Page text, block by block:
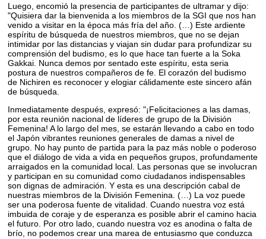
Luego, encomió la presencia de participantes de ultramar y dijo:
"Quisiera dar la bienvenida a los miembros de la SGI que nos han
venido a visitar en la época más fría del año. (…) Este ardiente
espíritu de búsqueda de nuestros miembros, que no se dejan
intimidar por las distancias y viajan sin dudar para profundizar su
comprensión del budismo, es lo que hace tan fuerte a la Soka
Gakkai. Nunca demos por sentado este espíritu, esta seria
postura de nuestros compañeros de fe. El corazón del budismo
de Nichiren es reconocer y elogiar cálidamente este sincero afán
de búsqueda.
Inmediatamente después, expresó: "¡Felicitaciones a las damas,
por esta reunión nacional de líderes de grupo de la División
Femenina! A lo largo del mes, se estarán llevando a cabo en todo
el Japón vibrantes reuniones generales de damas a nivel de
grupo. No hay punto de partida para la paz más noble o poderoso
que el diálogo de vida a vida en pequeños grupos, profundamente
arraigados en la comunidad local. Las personas que se involucran
y participan en su comunidad como ciudadanos indispensables
son dignas de admiración. Y esta es una descripción cabal de
nuestras miembros de la División Femenina. (…) La voz puede
ser una poderosa fuente de vitalidad. Cuando nuestra voz está
imbuida de coraje y de esperanza es posible abrir el camino hacia
el futuro. Por otro lado, cuando nuestra voz es anodina o falta de
brío, no podemos crear una marea de entusiasmo que conduzca